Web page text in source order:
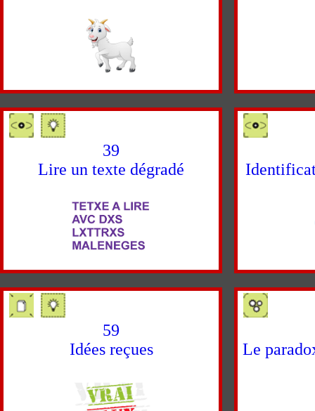
39
Lire un texte dégradé
59
Idées reçues
Le